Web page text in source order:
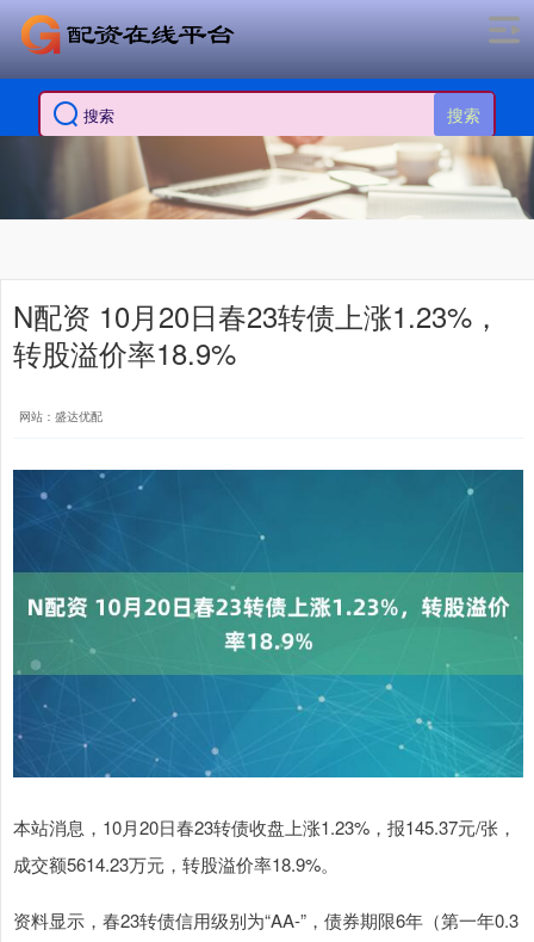
搜索
N配资 10月20日春23转债上涨1.23%，
转股溢价率18.9%
网站：盛达优配
本站消息，10月20日春23转债收盘上涨1.23%，报145.37元/张，
成交额5614.23万元，转股溢价率18.9%。
资料显示，春23转债信用级别为“AA-”，债券期限6年（第一年0.3